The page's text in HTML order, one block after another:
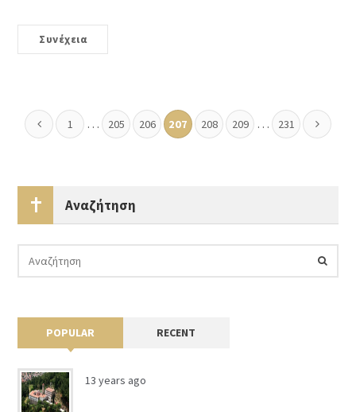
Συνέχεια
1 … 205 206 207 208 209 … 231
Αναζήτηση
POPULAR RECENT
13 years ago